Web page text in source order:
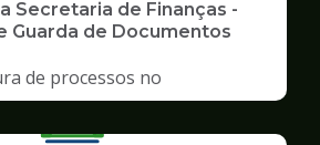
Secretaria de Finanças -
Guarda de Documentos
de processos no